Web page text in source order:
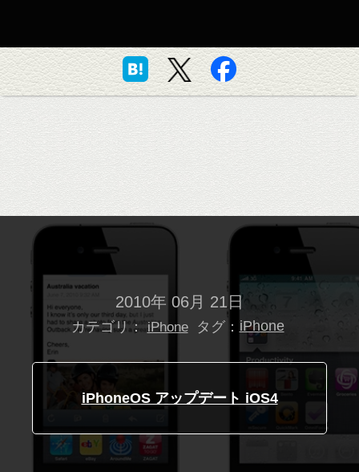
2010年 06月 21日
カテゴリ： iPhone タグ： iPhone
iPhoneOS アップデート iOS4